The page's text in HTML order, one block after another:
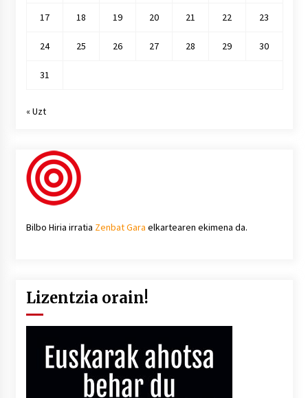
17 18 19 20 21 22 23
24 25 26 27 28 29 30
31
« Uzt
Bilbo Hiria irratia Zenbat Gara elkartearen ekimena da.
Lizentzia orain!